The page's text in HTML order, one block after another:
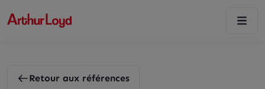
Retour aux références